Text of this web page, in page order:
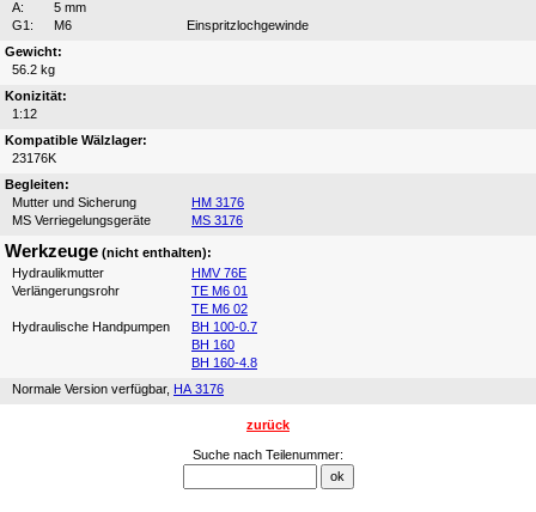
A:
5 mm
G1:
M6
Einspritzlochgewinde
Gewicht:
56.2 kg
Konizität:
1:12
Kompatible Wälzlager:
23176K
Begleiten:
Mutter und Sicherung
HM 3176
MS Verriegelungsgeräte
MS 3176
Werkzeuge (nicht enthalten):
Hydraulikmutter
HMV 76E
Verlängerungsrohr
TE M6 01
TE M6 02
Hydraulische Handpumpen
BH 100-0.7
BH 160
BH 160-4.8
Normale Version verfügbar, HA 3176
zurück
Suche nach Teilenummer: